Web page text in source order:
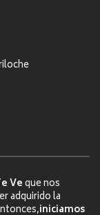
Veque nos
adquirido la
iniciamos